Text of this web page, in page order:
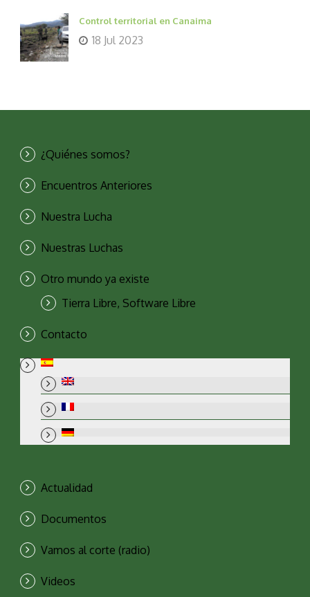
Control territorial en Canaima
18 Jul 2023
¿Quiénes somos?
Encuentros Anteriores
Nuestra Lucha
Nuestras Luchas
Otro mundo ya existe
Tierra Libre, Software Libre
Contacto
Actualidad
Documentos
Vamos al corte (radio)
Videos